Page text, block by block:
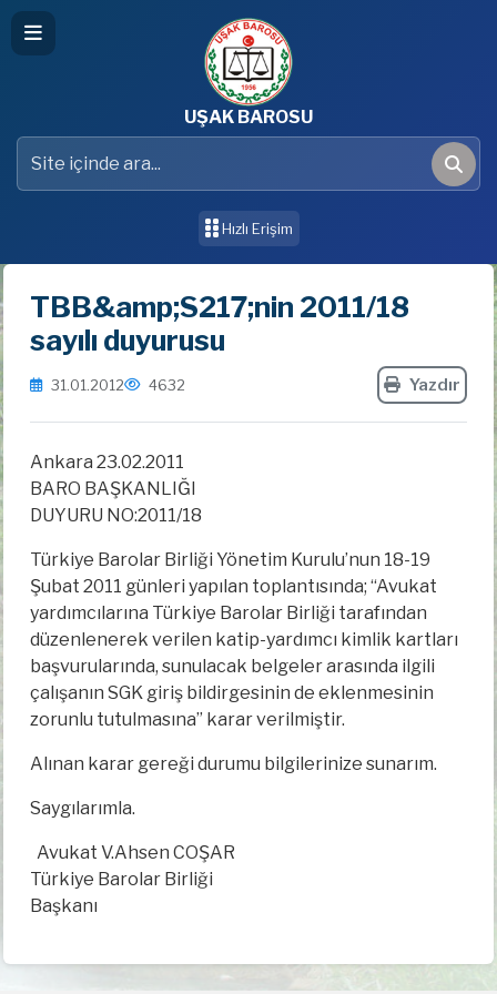
UŞAK BAROSU
Site içinde ara
Ara
Hızlı Erişim
TBB&amp;S217;nin 2011/18
sayılı duyurusu
31.01.2012 4632 Yazdır
Ankara 23.02.2011
BARO BAŞKANLIĞI
DUYURU NO:2011/18
Türkiye Barolar Birliği Yönetim Kurulu’nun 18-19
Şubat 2011 günleri yapılan toplantısında; “Avukat
yardımcılarına Türkiye Barolar Birliği tarafından
düzenlenerek verilen katip-yardımcı kimlik kartları
başvurularında, sunulacak belgeler arasında ilgili
çalışanın SGK giriş bildirgesinin de eklenmesinin
zorunlu tutulmasına” karar verilmiştir.
Alınan karar gereği durumu bilgilerinize sunarım.
Saygılarımla.
Avukat V.Ahsen COŞAR
Türkiye Barolar Birliği
Başkanı